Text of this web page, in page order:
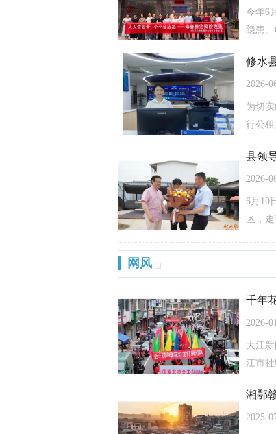
今年6
隐患
修水
2026-
为切
行公
县领
2026-
6月10
区，
网风
千年
2026-
大江
江市
湘鄂
2025-